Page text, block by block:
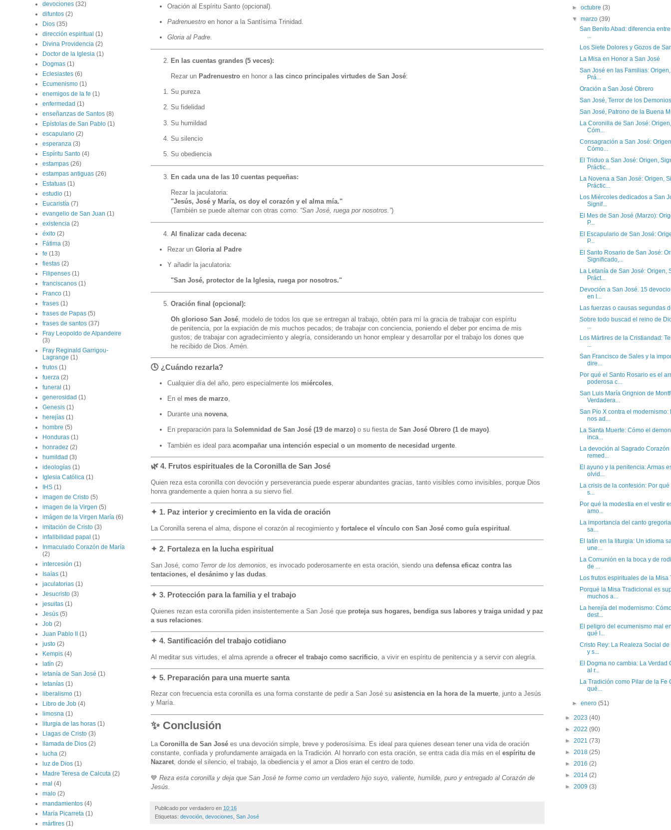
Oración al Espíritu Santo (opcional).
Padrenuestro en honor a la Santísima Trinidad.
Gloria al Padre.
En las cuentas grandes (5 veces):
Rezar un Padrenuestro en honor a las cinco principales virtudes de San José:
Su pureza
Su fidelidad
Su humildad
Su silencio
Su obediencia
En cada una de las 10 cuentas pequeñas:
Rezar la jaculatoria:
"Jesús, José y María, os doy el corazón y el alma mía."
(También se puede alternar con otras como: “San José, ruega por nosotros.”)
Al finalizar cada decena:
Rezar un Gloria al Padre
Y añadir la jaculatoria:
"San José, protector de la Iglesia, ruega por nosotros."
Oración final (opcional):
Oh glorioso San José , modelo de todos los que se entregan al trabajo, obtén para mí la gracia de trabajar con espíritu
de penitencia, por la expiación de mis muchos pecados; de trabajar con conciencia, poniendo el deber por encima de mis
gustos; de trabajar con agradecimiento y alegría, considerando un honor emplear y desarrollar por el trabajo los dones que
he recibido de Dios. Amén.
🕓 ¿Cuándo rezarla?
Cualquier día del año, pero especialmente los miércoles
En el mes de marzo,
Durante una novena,
En preparación para la Solemnidad de San José (19 de marzo) o su fiesta de San José Obrero (1 de mayo).
También es ideal para acompañar una intención especial o un momento de necesidad urgente
🌿 4. Frutos espirituales de la Coronilla de San José
Quien reza esta coronilla con devoción y perseverancia puede esperar abundantes gracias, tanto visibles como invisibles, porque Dios
honra grandemente a quien honra a su siervo fiel.
✦ 1. Paz interior y crecimiento en la vida de oración
La Coronilla serena el alma, dispone el corazón al recogimiento y fortalece el vínculo con San José como guía espiritual
✦ 2. Fortaleza en la lucha espiritual
San José, como Terror de los demonios , es invocado poderosamente en esta oración, siendo una defensa eficaz contra las
tentaciones, el desánimo y las dudas
✦ 3. Protección para la familia y el trabajo
Quienes rezan esta coronilla piden insistentemente a San José que proteja sus hogares, bendiga sus labores y traiga unidad y paz
a sus relaciones
✦ 4. Santificación del trabajo cotidiano
Al meditar sus virtudes, el alma aprende a ofrecer el trabajo como sacrificio , a vivir en espíritu de penitencia y a servir con alegría.
✦ 5. Preparación para una muerte santa
Rezar con frecuencia esta coronilla es una forma constante de pedir a San José su asistencia en la hora de la muerte, junto a Jesús
y María.
✨ Conclusión
La Coronilla de San José es una devoción simple, breve y poderosísima. Es ideal para quienes desean tener una vida de oración
constante, confiada y profundamente arraigada en la Tradición. Al honrarlo con esta oración, se entra cada día más en el espíritu de
Nazaret, donde el silencio, el trabajo, la obediencia y el amor a Dios eran el centro de todo.
💙 Reza esta coronilla y deja que San José te forme como un verdadero hijo suyo, valiente, humilde, puro y entregado al Corazón de
Jesús.
Publicado por verdadero en 10:16
Etiquetas: devoción devociones San José
devociones (32)
difuntos (2)
Dios (35)
dirección espiritual (1)
Divina Providencia (2)
Doctor de la Iglesia (1)
Dogmas (1)
Eclesiastes (6)
Ecumenismo (1)
enemigos de la fe (1)
enfermedad (1)
enseñanzas de Santos (8)
Epístolas de San Pablo (1)
escapulario (2)
esperanza (3)
Espíritu Santo (4)
estampas (26)
estampas antiguas (26)
Estatuas (1)
estudio (1)
Eucaristía (7)
evangelio de San Juan (1)
existencia (2)
éxito (2)
Fátima (3)
fe (13)
fiestas (2)
Filipenses (1)
franciscanos (1)
Franco (1)
frases (1)
frases de Papas (5)
frases de santos (37)
Fray Leopoldo de Alpandeire
(3)
Fray Reginald Garrigou-
Lagrange (1)
frutos (1)
fuerza (2)
funeral (1)
generosidad (1)
Genesis (1)
herejías (1)
hombre (5)
Honduras (1)
honradez (2)
humildad (3)
ideologías (1)
Iglesia Católica (1)
IHS (1)
imagen de Cristo (5)
imagen de la Virgen (5)
imágen de la Virgen María (6)
imitación de Cristo (3)
infalibilidad papal (1)
Inmaculado Corazón de María
(2)
intercesión (1)
Isaías (1)
jaculatorias (1)
Jesucristo (3)
jesuitas (1)
Jesús (5)
Job (2)
Juan Pablo II
(1)
justo (2)
Kempis (4)
latín (2)
letanía de San José (1)
letanías (1)
liberalismo (1)
Libro de Job (4)
limosna (1)
liturgia de las horas (1)
Llagas de Cristo (3)
llamada de Dios (2)
lucha (2)
luz de Dios (1)
Madre Teresa de Calcuta (2)
mal (4)
malo (2)
mandamientos (4)
María Picarreta (1)
mártires (1)
►octubre(3)
▼marzo(39)
San Benito Abad: diferencia
...
Los Siete Dolores y Gozos de
La Misa en Honor a San José
San José en las Familias:
Prá...
Oración a San José Obrero
San José, Terror de los Demonios
San José, Patrono de la Buena
La Coronilla de San José:
Cóm...
Consagración a San José:
Cómo...
El Triduo a San José: Origen,
Práctic...
La Novena a San José: Origen,
Práctic...
Los Miércoles dedicados a San
Signif...
El Mes de San José (Marzo):
P...
El Escapulario de San José:
P...
El Santo Rosario de San José:
Significado,...
La Letanía de San José: Origen,
Práct...
Devoción a San José. 15
en l...
Las fuerzas o causas segundas
Sobre todo buscad el reino de
...
Los Mártires de la Cristiandad:
...
San Francisco de Sales y la
dire...
Por qué el Santo Rosario es el
poderosa c...
San Luis María Grignion de
Verdadera...
San Pío X contra el modernismo:
nos ad...
La Santa Muerte: Cómo el
inca...
La devoción al Sagrado
remed...
El ayuno y la penitencia: Armas
olvid...
La crisis de la confesión: Por
s...
Por qué la modestia en el vestir
amo...
La importancia del canto
sa...
El latín en la liturgia: Un idioma
une...
La Comunión en la boca y de
de ...
Los frutos espirituales de la Misa
Porqué la Misa Tradicional es
muchos a...
La herejía del modernismo:
dest...
El peligro del ecumenismo mal
qué l...
Cristo Rey: La Realeza Social
y s...
El Dogma no cambia: La Verdad
al r...
La Tradición como Pilar de la Fe
qué...
►enero(51)
► 2023 (40)
► 2022 (90)
► 2021 (73)
► 2018 (25)
► 2016 (2)
► 2014 (2)
► 2009 (3)